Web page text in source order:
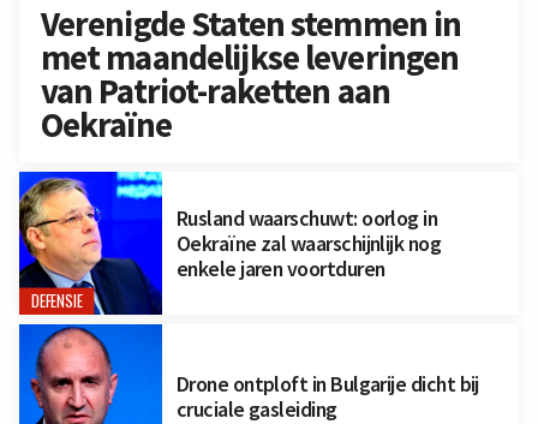
Verenigde Staten stemmen in
met maandelijkse leveringen
van Patriot-raketten aan
Oekraïne
DEFENSIE
Rusland waarschuwt: oorlog in
Oekraïne zal waarschijnlijk nog
enkele jaren voortduren
Drone ontploft in Bulgarije dicht bij
cruciale gasleiding